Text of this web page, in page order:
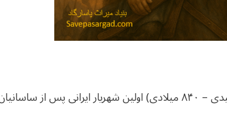
یعقوب لیث صفاری یا «رادمان پورماهک» (زاده ۲۱۸خورشیدی – ۸۴۰ میلادی) اولین شهریار